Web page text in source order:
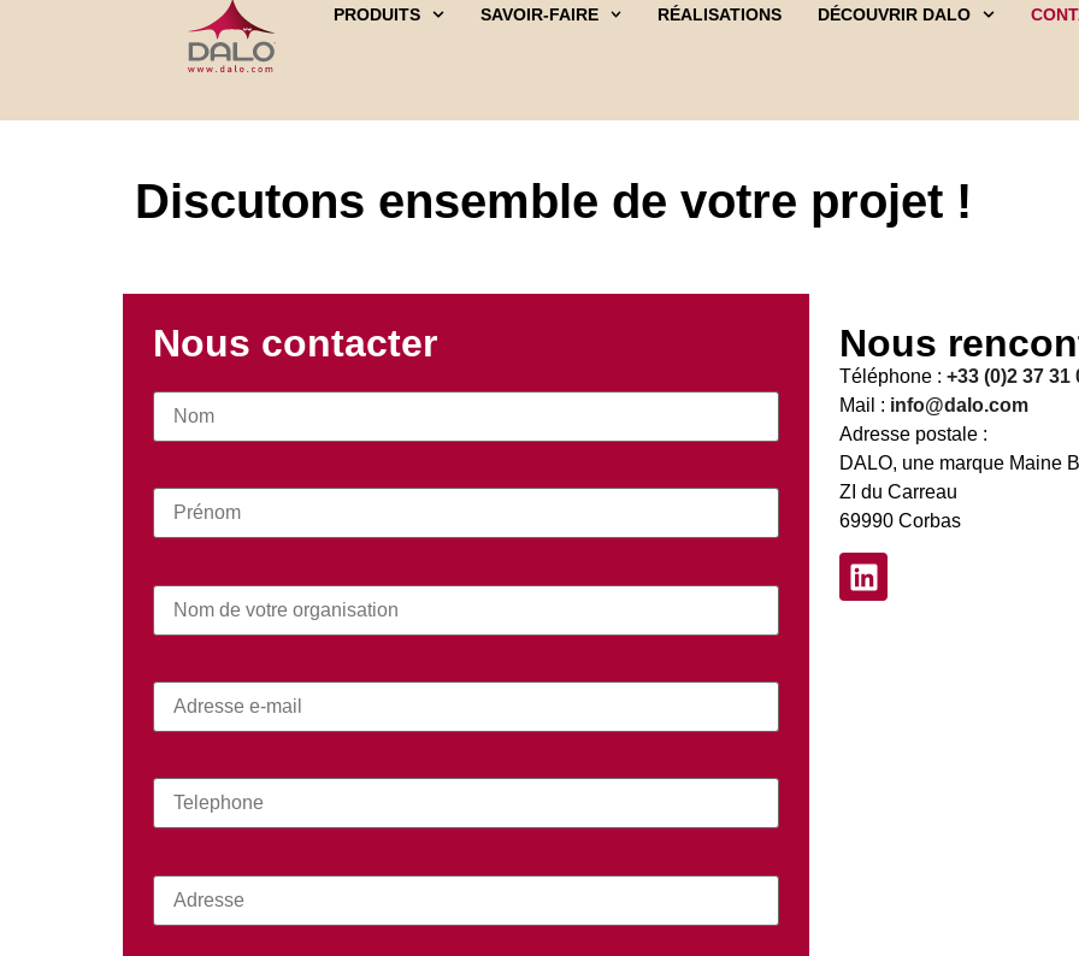
PRODUITS SAVOIR-FAIRE RÉALISATIONS DÉCOUVRIR DALO
Discutons ensemble de votre projet !
Nous contacter Nous
Téléphone : +33 (0)2 37 31
Mail : info@dalo.com
Adresse postale :
DALO, une marque Maine
ZI du Carreau
69990 Corbas